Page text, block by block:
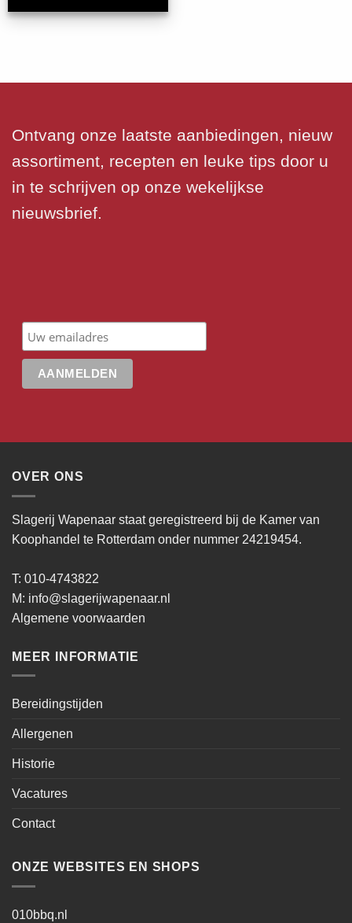
Ontvang onze laatste aanbiedingen, nieuw
assortiment, recepten en leuke tips door u
in te schrijven op onze wekelijkse
nieuwsbrief.
OVER ONS
Slagerij Wapenaar staat geregistreerd bij de Kamer van
Koophandel te Rotterdam onder nummer 24219454.
T: 010-4743822
M: info@slagerijwapenaar.nl
Algemene voorwaarden
MEER INFORMATIE
Bereidingstijden
Allergenen
Historie
Vacatures
Contact
ONZE WEBSITES EN SHOPS
010bbq.nl